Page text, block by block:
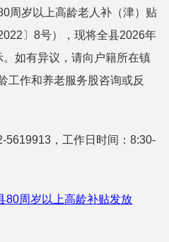
岁以上高龄老人补（津）贴
〕8号），现将全县2026年
如有异议，请向户籍所在镇
工作和养老服务股咨询或反
，工作日时间：8:30-
80周岁以上高龄补贴发放